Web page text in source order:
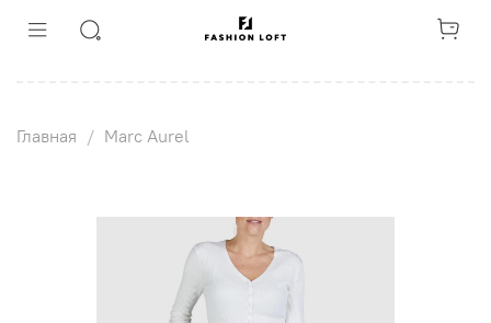
Главная Marc Aurel